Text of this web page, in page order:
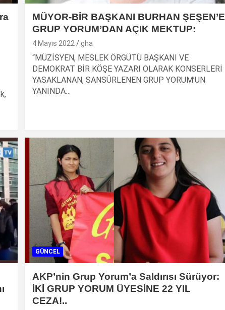
MÜYOR-BİR BAŞKANI BURHAN ŞEŞEN’E
GRUP YORUM’DAN AÇIK MEKTUP:
4 Mayıs 2022 gha
“MÜZİSYEN, MESLEK ÖRGÜTÜ BAŞKANI VE
DEMOKRAT BİR KÖŞE YAZARI OLARAK KONSERLERİ
YASAKLANAN, SANSÜRLENEN GRUP YORUM’UN
YANINDA…
GÜNCEL
AKP’nin Grup Yorum’a Saldırısı Sürüyor:
İKİ GRUP YORUM ÜYESİNE 22 YIL
CEZA!..